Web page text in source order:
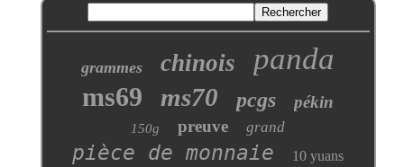
grammes chinois panda
ms69 ms70 pcgs pékin
150g preuve grand
pièce de monnaie 10 yuans